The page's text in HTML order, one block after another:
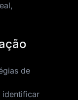
de
identificar